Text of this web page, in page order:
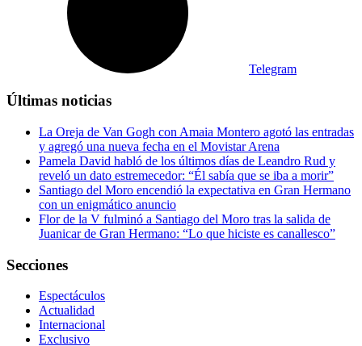
Telegram
Últimas noticias
La Oreja de Van Gogh con Amaia Montero agotó las entradas
y agregó una nueva fecha en el Movistar Arena
Pamela David habló de los últimos días de Leandro Rud y
reveló un dato estremecedor: “Él sabía que se iba a morir”
Santiago del Moro encendió la expectativa en Gran Hermano
con un enigmático anuncio
Flor de la V fulminó a Santiago del Moro tras la salida de
Juanicar de Gran Hermano: “Lo que hiciste es canallesco”
Secciones
Espectáculos
Actualidad
Internacional
Exclusivo